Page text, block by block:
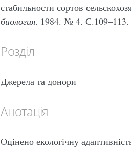
стабильности сортов
биология. 1984. № 4.
Розділ
Джерела та донори
Анотація
Оцінено екологічну